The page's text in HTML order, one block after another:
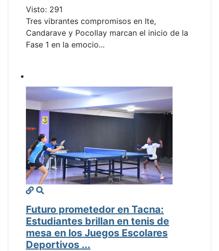
Visto: 291
Tres vibrantes compromisos en Ite,
Candarave y Pocollay marcan el inicio de la
Fase 1 en la emocio...
Futuro prometedor en Tacna:
Estudiantes brillan en tenis de
mesa en los Juegos Escolares
Deportivos ...